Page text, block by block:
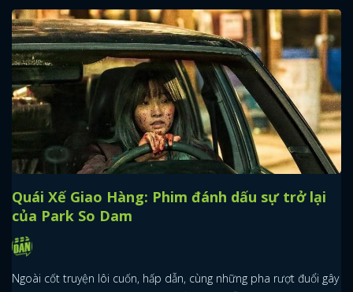
Quái Xế Giao Hàng: Phim đánh dấu sự trở lại
của Park So Dam
Ngoài cốt truyện lôi cuốn, hấp dẫn, cùng những pha rượt đuổi gây